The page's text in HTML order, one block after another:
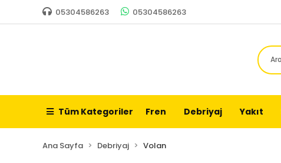
05304586263 05304586263
Tüm Kategoriler Fren Debriyaj Yakıt
Ana Sayfa Debriyaj Volan